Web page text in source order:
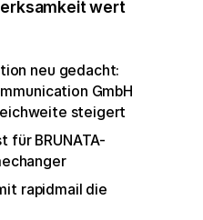
wert
neu gedacht:
GmbH
steigert
für BRUNATA-
rapidmail die